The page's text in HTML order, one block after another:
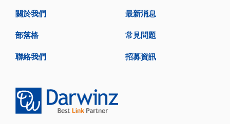
關於我們 最新消息
部落格 常見問題
聯絡我們 招募資訊